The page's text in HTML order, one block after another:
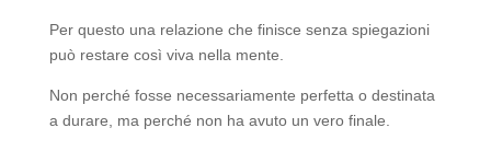
Per questo una relazione che finisce senza spiegazioni
può restare così viva nella mente.
Non perché fosse necessariamente perfetta o destinata
a durare, ma perché non ha avuto un vero finale.